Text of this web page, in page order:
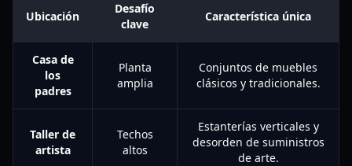
Ubicación
Desafío
clave
Característica única
Casa de
los
padres
Planta
amplia
Conjuntos de muebles
clásicos y tradicionales.
Taller de
artista
Techos
altos
Estanterías verticales y
desorden de suministros
de arte.